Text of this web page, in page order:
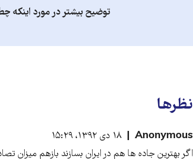
توضیح بیشتر در مورد اینکه
نظرها
Anonymous
۱۸ دی ۱۳۹۲، ۱۵:۲۹
اگر بهترین جاده ها هم در ایران بسازند بازهم میزان